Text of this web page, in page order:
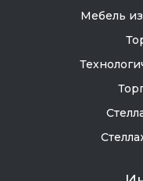
Мебель